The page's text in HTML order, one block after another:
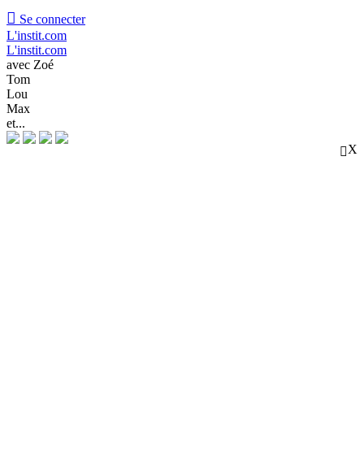
 Se connecter
L'instit.com
L'instit.com
avec Zoé
Tom
Lou
Max
et...
X
